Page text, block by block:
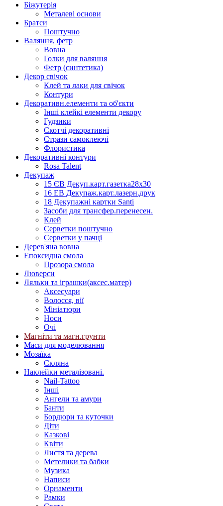
Біжутерія
Металеві основи
Братси
Поштучно
Валяння, фетр
Вовна
Голки для валяння
Фетр (синтетика)
Декор свічок
Клей та лаки для свічок
Контури
Декоративн.елементи та об'єкти
Інші клейкі елементи декору
Гудзики
Скотчі декоративні
Стрази самоклеючі
Флористика
Декоративні контури
Rosa Talent
Декупаж
15 ЄВ Декуп.карт.газетка28х30
16 ЕВ Декупаж.карт.лазерн.друк
18 Декупажні картки Santi
Засоби для трансфер.перенесен.
Клей
Серветки поштучно
Серветки у пачці
Дерев'яна вовна
Епоксидна смола
Прозора смола
Люверси
Ляльки та іграшки(аксес.матер)
Аксесуари
Волосся, вії
Мініатюри
Носи
Очі
Магніти та магн.грунти
Маси для моделювання
Мозаїка
Скляна
Наклейки металізовані.
Nail-Tattoo
Інші
Ангели та амури
Банти
Бордюри та куточки
Діти
Казкові
Квіти
Листя та дерева
Метелики та бабки
Музика
Написи
Орнаменти
Рамки